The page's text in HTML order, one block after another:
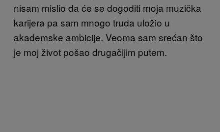
nisam mislio da će se dogoditi moja muzička
karijera pa sam mnogo truda uložio u
akademske ambicije. Veoma sam srećan što
je moj život pošao drugačijim putem.